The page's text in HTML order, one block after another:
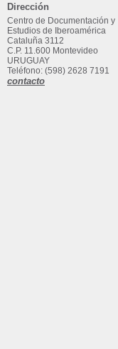
Dirección
Centro de Documentación y
Estudios de Iberoamérica
Cataluña 3112
C.P. 11.600 Montevideo
URUGUAY
Teléfono: (598) 2628 7191
contacto